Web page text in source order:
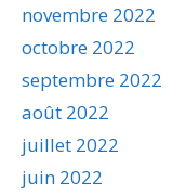
novembre 2022
octobre 2022
septembre 2022
août 2022
juillet 2022
juin 2022